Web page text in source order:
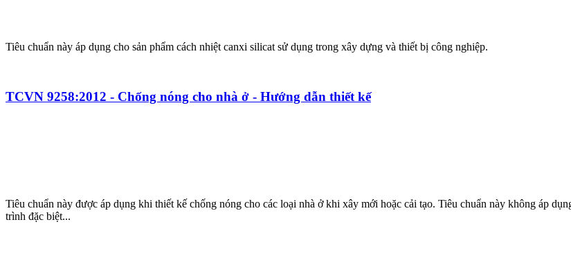
Tiêu chuẩn này áp dụng cho sản phẩm cách nhiệt canxi silicat sử dụng trong xây dựng và thiết bị công nghiệp.
TCVN 9258:2012 - Chống nóng cho nhà ở - Hướng dẫn thiết kế
Tiêu chuẩn này được áp dụng khi thiết kế chống nóng cho các loại nhà ở khi xây mới hoặc cải tạo. Tiêu chuẩn này không áp
trình đặc biệt...